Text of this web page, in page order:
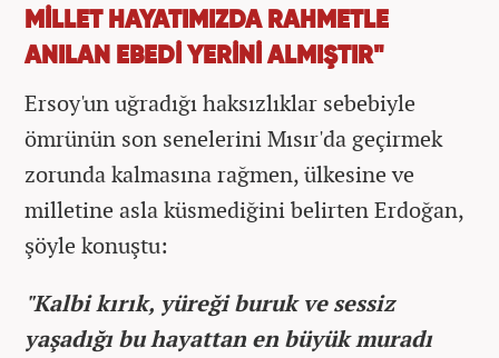
MİLLET HAYATIMIZDA RAHMETLE
ANILAN EBEDİ YERİNİ ALMIŞTIR"
Ersoy'un uğradığı haksızlıklar sebebiyle
ömrünün son senelerini Mısır'da geçirmek
zorunda kalmasına rağmen, ülkesine ve
milletine asla küsmediğini belirten Erdoğan,
şöyle konuştu:
"Kalbi kırık, yüreği buruk ve sessiz
yaşadığı bu hayattan en büyük muradı